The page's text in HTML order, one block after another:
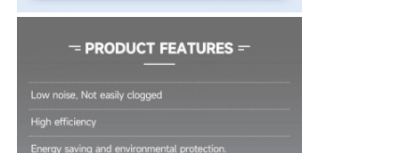
Yêu cầu báo giá
bơm tự khởi động